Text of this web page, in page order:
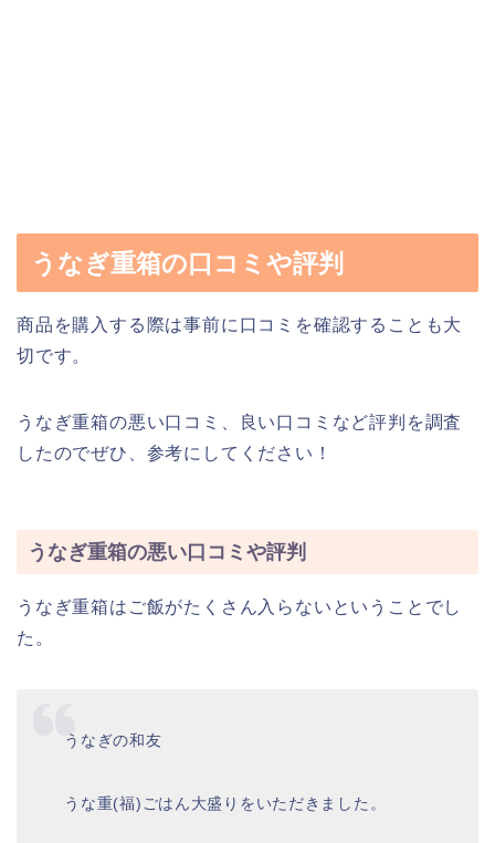
うなぎ重箱の口コミや評判
商品を購入する際は事前に口コミを確認することも大
切です。
うなぎ重箱の悪い口コミ、良い口コミなど評判を調査
したのでぜひ、参考にしてください！
うなぎ重箱の悪い口コミや評判
うなぎ重箱はご飯がたくさん入らないということでし
た。
うなぎの和友
うな重(福)ごはん大盛りをいただきました。